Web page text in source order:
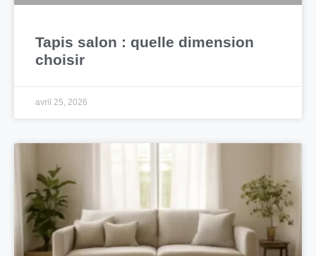
Tapis salon : quelle dimension
choisir
avril 25, 2026